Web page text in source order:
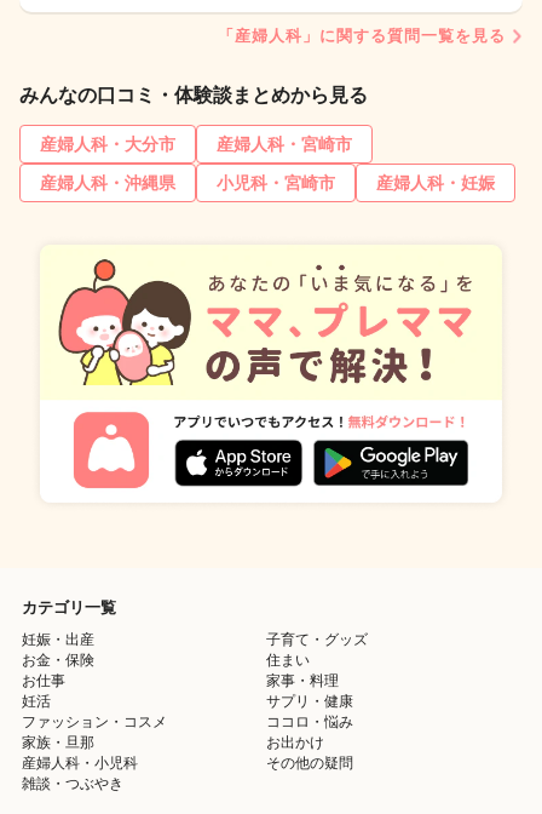
「産婦人科」に関する質問一覧を見る
みんなの口コミ・体験談まとめから見る
産婦人科・大分市
産婦人科・宮崎市
産婦人科・沖縄県
小児科・宮崎市 産婦人科・妊娠
カテゴリ一覧
妊娠・出産
子育て・グッズ
お金・保険
住まい
お仕事
家事・料理
妊活
サプリ・健康
ファッション・コスメ
ココロ・悩み
家族・旦那
お出かけ
産婦人科・小児科
その他の疑問
雑談・つぶやき